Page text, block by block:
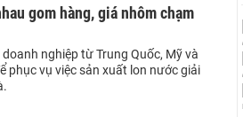
gom hàng, giá nhôm chạm
nghiệp từ Trung Quốc, Mỹ và
phục vụ việc sản xuất lon nước giải